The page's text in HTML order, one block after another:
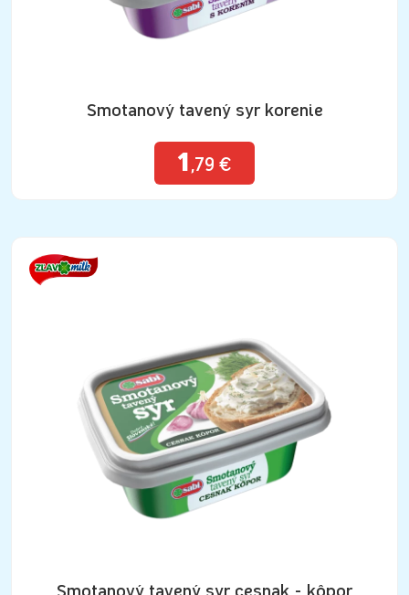
Smotanový tavený syr korenie
1 ,79 €
Smotanový tavený syr cesnak - kôpor